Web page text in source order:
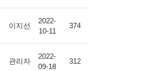
이지선
2022-
10-11
374
관리자
2022-
09-18
312